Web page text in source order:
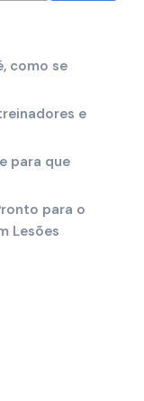
como se
e
para que
para o
Lesões